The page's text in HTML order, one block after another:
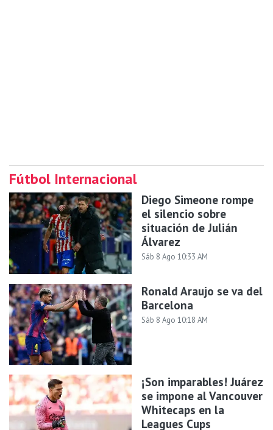
Fútbol Internacional
Diego Simeone rompe
el silencio sobre
situación de Julián
Álvarez
Sáb 8 Ago 10:33 AM
Ronald Araujo se va del
Barcelona
Sáb 8 Ago 10:18 AM
¡Son imparables! Juárez
se impone al Vancouver
Whitecaps en la
Leagues Cups